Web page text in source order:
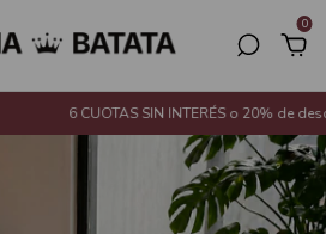
0
6 CUOTAS SIN INTERÉS o 20% de